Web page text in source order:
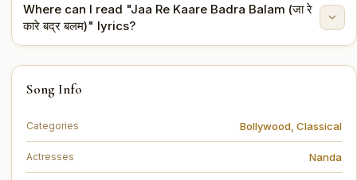
The lyrics are written by Majrooh Sultanpuri.
Where can I read "Jaa Re Kaare Badra Balam (जा रे
कारे बद्र बलम)" lyrics?
You can read the full lyrics of "Jaa Re Kaare Badra
Balam (जा रे कारे बद्र बलम)" on this page.
Song Info
Categories Bollywood Classical
Actresses Nanda